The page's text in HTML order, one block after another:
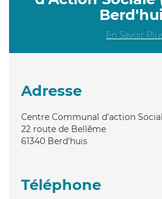
En Savoir
Adresse
Centre Communal d'action
22 route de Bellême
61340 Berd'huis
Téléphone